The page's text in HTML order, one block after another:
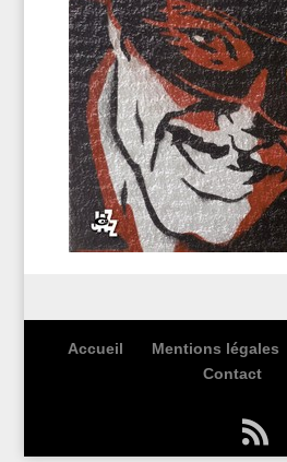
Accueil Mentions légales
Contact